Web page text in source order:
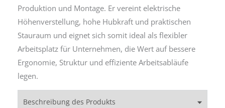
Produktion und Montage. Er vereint elektrische
Höhenverstellung, hohe Hubkraft und praktischen
Stauraum und eignet sich somit ideal als flexibler
Arbeitsplatz für Unternehmen, die Wert auf bessere
Ergonomie, Struktur und effiziente Arbeitsabläufe
legen.
Beschreibung des Produkts